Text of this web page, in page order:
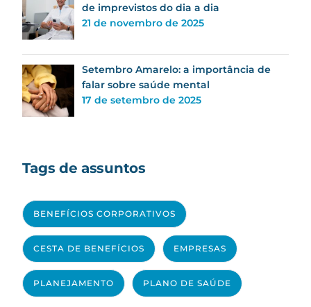
de imprevistos do dia a dia
21 de novembro de 2025
Setembro Amarelo: a importância de
falar sobre saúde mental
17 de setembro de 2025
Tags de assuntos
BENEFÍCIOS CORPORATIVOS
CESTA DE BENEFÍCIOS EMPRESAS
PLANEJAMENTO PLANO DE SAÚDE